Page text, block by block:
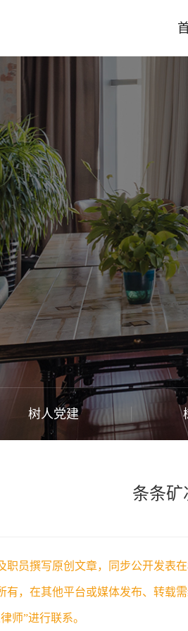
树人党建
条条矿
职员撰写原创文章，同步公开发表
在其他平台或媒体发布、转载需
”进行联系。